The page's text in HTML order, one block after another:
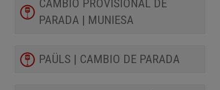
CAMBIO PROVISIONAL DE
PARADA | MUNIESA
PAÜLS | CAMBIO DE PARADA